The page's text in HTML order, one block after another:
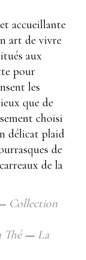
accueillante
art de vivre
aux
pour
les
que de
choisi
délicat plaid
de
de la
Collection
Thé— La